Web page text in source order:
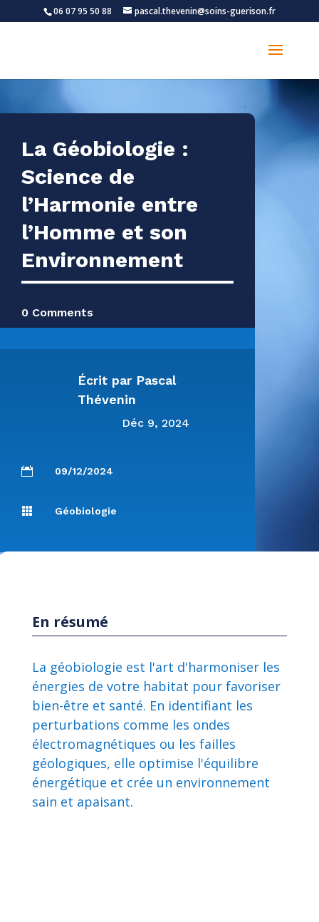
06 07 95 50 88 pascal.thevenin@soins-guerison.fr
La Géobiologie :
Science de
l’Harmonie entre
l’Homme et son
Environnement
0 Comments
Écrit par Pascal
Thévenin
Déc 9, 2024
 09/12/2024
 Géobiologie
En résumé
La géobiologie est l'art d'harmoniser les
énergies de votre habitat pour favoriser
bien-être et santé. En identifiant les
perturbations comme les ondes
électromagnétiques ou les failles
géologiques, elle optimise l'équilibre
énergétique et crée un environnement
sain et apaisant.